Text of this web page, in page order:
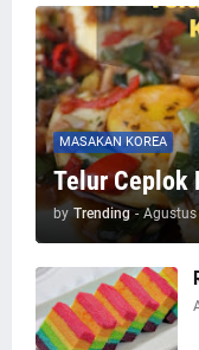
MASAKAN KOREA
Telur Ceplok
by Trending - Agustus